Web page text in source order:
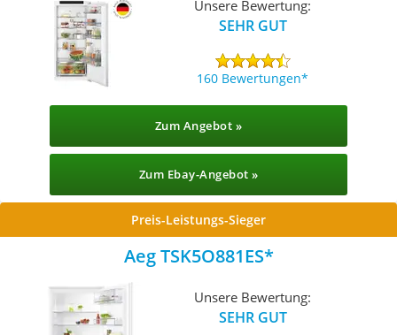
Unsere Bewertung:
SEHR GUT
160 Bewertungen
Zum Angebot »
Zum Ebay-Angebot »
Preis-Leistungs-Sieger
Aeg TSK5O881ES
Unsere Bewertung:
SEHR GUT